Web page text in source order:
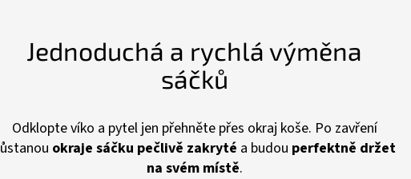
Jednoduchá a rychlá výměna
sáčků
Odklopte víko a pytel jen přehněte přes okraj koše. Po zavření
okraje sáčku pečlivě zakryté a budou perfektně držet
na svém místě.